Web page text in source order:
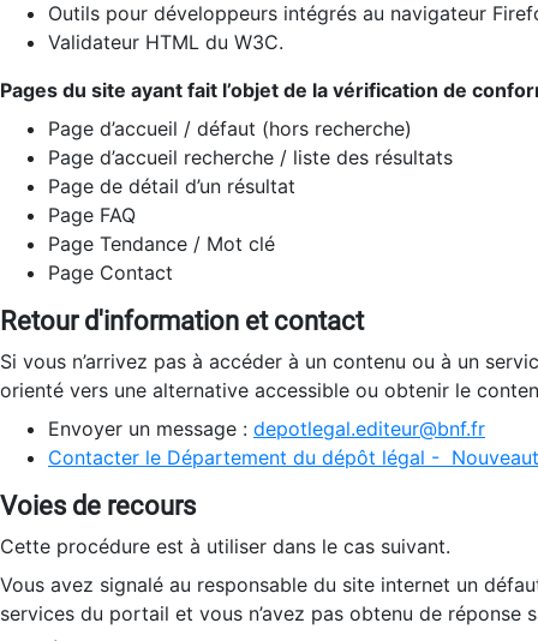
Outils pour développeurs intégrés au navigateur
Validateur HTML du W3C.
Pages du site ayant fait l’objet de la vérification de
Page d’accueil / défaut (hors recherche)
Page d’accueil recherche / liste des résultats
Page de détail d’un résultat
Page FAQ
Page Tendance / Mot clé
Page Contact
Retour d'information et contact
Si vous n’arrivez pas à accéder à un contenu ou à un
orienté vers une alternative accessible ou obtenir le
Envoyer un message : depotlegal.editeur@bnf.fr
Contacter le Département du dépôt légal -
Voies de recours
Cette procédure est à utiliser dans le cas suivant.
Vous avez signalé au responsable du site internet un
services du portail et vous n’avez pas obtenu de réponse